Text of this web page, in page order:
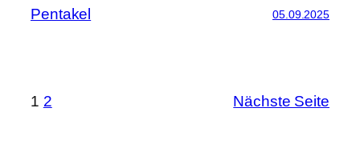
Pentakel 05.09.2025
1 2 Nächste Seite